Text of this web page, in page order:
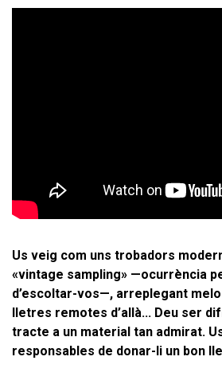
Us veig com uns trobadors
«vintage sampling» —ocurrència
d’escoltar-vos—, arreplegant
lletres remotes d’allà... Deu ser
tracte a un material tan admirat.
responsables de donar-li un bon